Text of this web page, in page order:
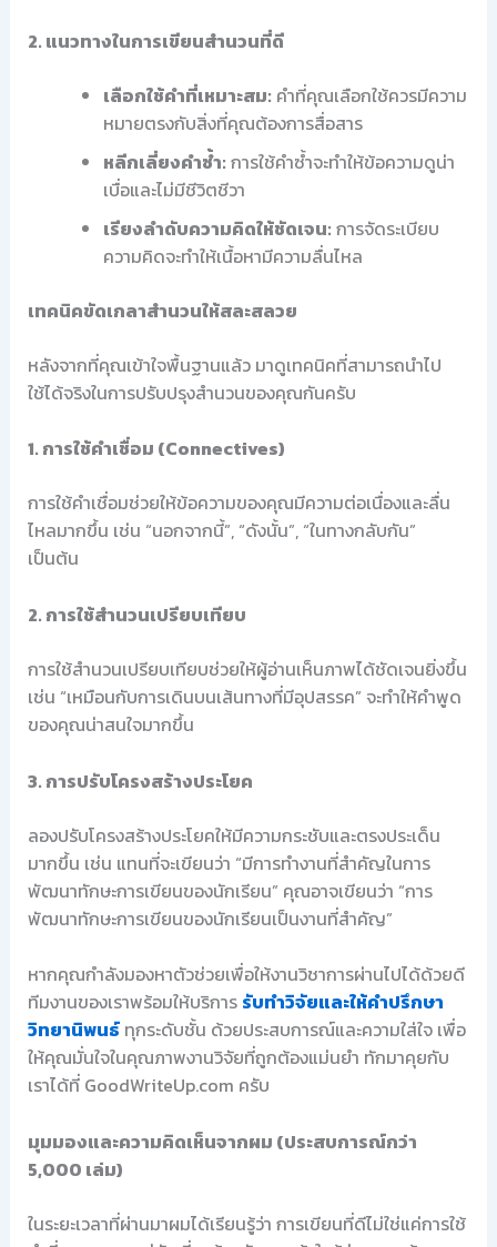
2. แนวทางในการเขียนสำนวนที่ดี
เลือกใช้คำที่เหมาะสม: คำที่คุณเลือกใช้ควรมีความ
หมายตรงกับสิ่งที่คุณต้องการสื่อสาร
หลีกเลี่ยงคำซ้ำ: การใช้คำซ้ำจะทำให้ข้อความดูน่า
เบื่อและไม่มีชีวิตชีวา
เรียงลำดับความคิดให้ชัดเจน: การจัดระเบียบ
ความคิดจะทำให้เนื้อหามีความลื่นไหล
เทคนิคขัดเกลาสำนวนให้สละสลวย
หลังจากที่คุณเข้าใจพื้นฐานแล้ว มาดูเทคนิคที่สามารถนำไป
ใช้ได้จริงในการปรับปรุงสำนวนของคุณกันครับ
1. การใช้คำเชื่อม (Connectives)
การใช้คำเชื่อมช่วยให้ข้อความของคุณมีความต่อเนื่องและลื่น
ไหลมากขึ้น เช่น “นอกจากนี้”, “ดังนั้น”, “ในทางกลับกัน”
เป็นต้น
2. การใช้สำนวนเปรียบเทียบ
การใช้สำนวนเปรียบเทียบช่วยให้ผู้อ่านเห็นภาพได้ชัดเจนยิ่งขึ้น
เช่น “เหมือนกับการเดินบนเส้นทางที่มีอุปสรรค” จะทำให้คำพูด
ของคุณน่าสนใจมากขึ้น
3. การปรับโครงสร้างประโยค
ลองปรับโครงสร้างประโยคให้มีความกระชับและตรงประเด็น
มากขึ้น เช่น แทนที่จะเขียนว่า “มีการทำงานที่สำคัญในการ
พัฒนาทักษะการเขียนของนักเรียน” คุณอาจเขียนว่า “การ
พัฒนาทักษะการเขียนของนักเรียนเป็นงานที่สำคัญ”
หากคุณกำลังมองหาตัวช่วยเพื่อให้งานวิชาการผ่านไปได้ด้วยดี
ทีมงานของเราพร้อมให้บริการ รับทำวิจัยและให้คำปรึกษา
วิทยานิพนธ์ทุกระดับชั้น ด้วยประสบการณ์และความใส่ใจ เพื่อ
ให้คุณมั่นใจในคุณภาพงานวิจัยที่ถูกต้องแม่นยำ ทักมาคุยกับ
เราได้ที่ GoodWriteUp.com ครับ
มุมมองและความคิดเห็นจากผม (ประสบการณ์กว่า
5,000 เล่ม)
ในระยะเวลาที่ผ่านมาผมได้เรียนรู้ว่า การเขียนที่ดีไม่ใช่แค่การใช้